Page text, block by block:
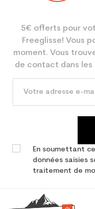
Coloris
Utilisateur -
Configurateur
5€ offerts pour
Freeglisse! Vous
moment. Vous
de contact dans
En soumettant
données saisies
traitement de